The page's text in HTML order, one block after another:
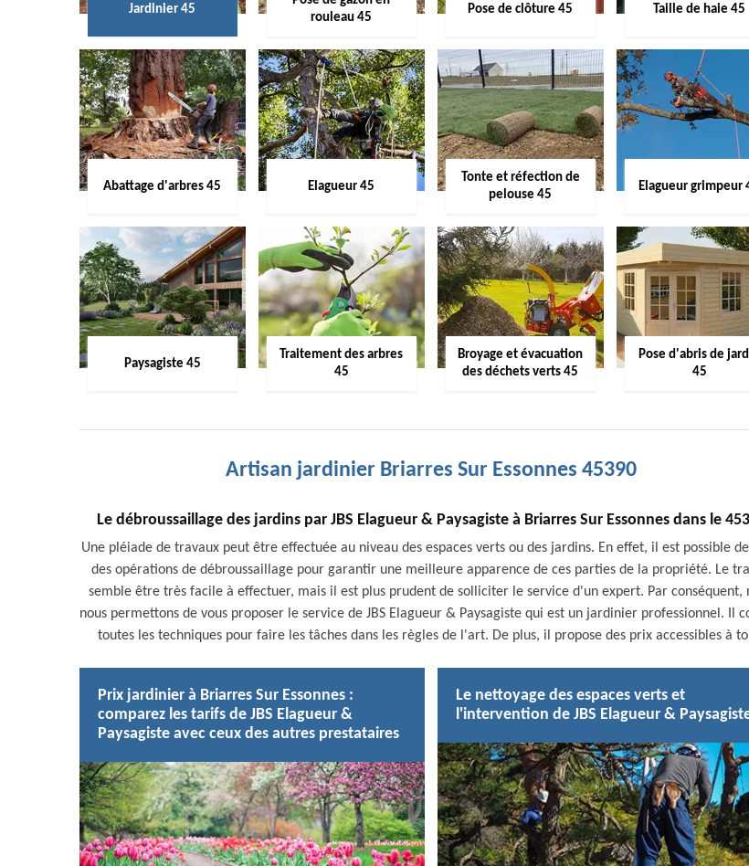
Jardinier 45
rouleau 45
Pose de clôture 45 Taille de haie 45
Abattage d'arbres 45 Elagueur 45
Tonte et réfection de
pelouse 45
Elagueur grimpeur
Paysagiste 45
Traitement des arbres
45
Broyage et évacuation
des déchets verts 45
Pose d'abris de
45
Artisan jardinier Briarres Sur Essonnes 45390
Le débroussaillage des jardins par JBS Elagueur & Paysagiste à Briarres Sur Essonnes dans le
Une pléiade de travaux peut être effectuée au niveau des espaces verts ou des jardins. En effet, il est possible
des opérations de débroussaillage pour garantir une meilleure apparence de ces parties de la propriété. Le
semble être très facile à effectuer, mais il est plus prudent de solliciter le service d'un expert. Par conséquent,
nous permettons de vous proposer le service de JBS Elagueur & Paysagiste qui est un jardinier professionnel. Il
toutes les techniques pour faire les tâches dans les règles de l'art. De plus, il propose des prix accessibles à
Prix jardinier à Briarres Sur Essonnes :
comparez les tarifs de JBS Elagueur &
Paysagiste avec ceux des autres prestataires
Le nettoyage des espaces verts et
l'intervention de JBS Elagueur &